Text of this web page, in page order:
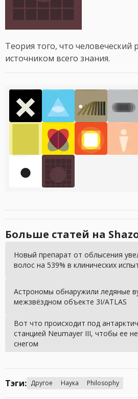
Теория того, что
источником всего знания.
Больше статей на
Новый препарат от облысения
волос на 539% в клинических
Астрономы обнаружили ледяные
межзвёздном объекте 3I/ATLAS
Вот что происходит под
станцией Neumayer III, чтобы ее
снегом
Тэги: Другое Наука Philosophy